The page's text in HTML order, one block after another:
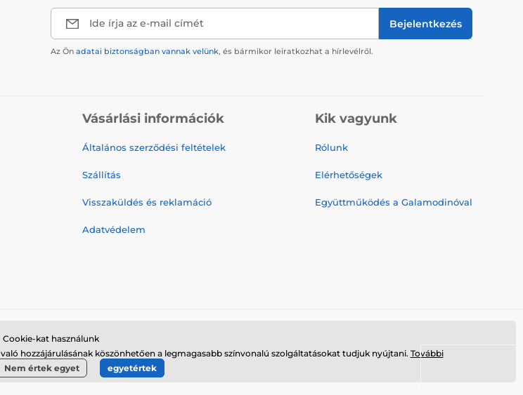
Ide írja az e-mail címét Bejelentkezés
Az Ön adatai biztonságban vannak velünk, és bármikor leiratkozhat a hírlevélről.
Vásárlási információk
Általános szerződési feltételek
Szállítás
Visszaküldés és reklamáció
Adatvédelem
Kik vagyunk
Rólunk
Elérhetőségek
Együttműködés a Galamodinóval
⦁ Webshop szolgáltatónk a
Cookie-kat használunk
hozzájárulásának köszönhetően a legmagasabb színvonalú szolgáltatásokat tudjuk nyújtani. További
Nem értek egyet egyetértek